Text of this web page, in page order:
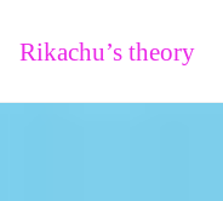
Rikachu’s theory